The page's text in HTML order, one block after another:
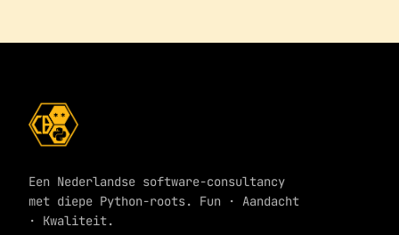
Een Nederlandse software-consultancy
met diepe Python-roots. Fun · Aandacht
· Kwaliteit.